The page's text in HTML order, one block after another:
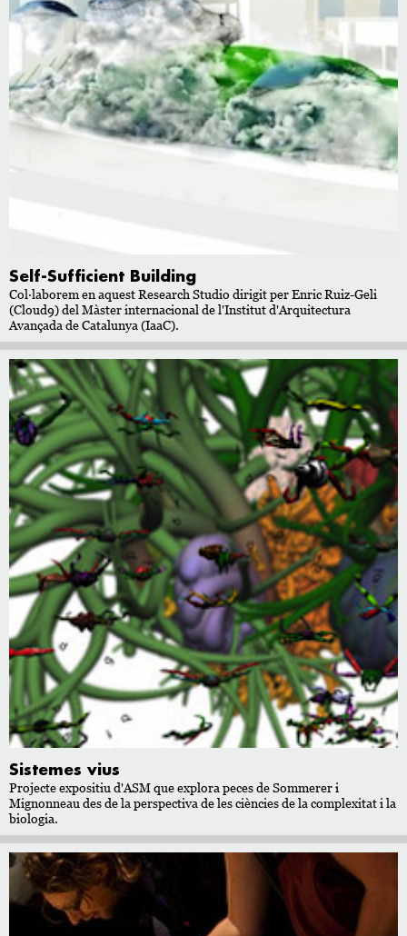
Self-Sufficient Building
Col·laborem en aquest Research Studio dirigit per Enric Ruiz-Geli
(Cloud9) del Màster internacional de l'Institut d'Arquitectura
Avançada de Catalunya (IaaC).
Sistemes vius
Projecte expositiu d'ASM que explora peces de Sommerer i
Mignonneau des de la perspectiva de les ciències de la complexitat i la
biologia.